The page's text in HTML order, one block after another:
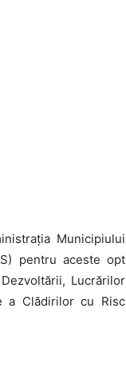
Municipiului
pentru aceste opt
Lucrărilor
a Clădirilor cu Risc